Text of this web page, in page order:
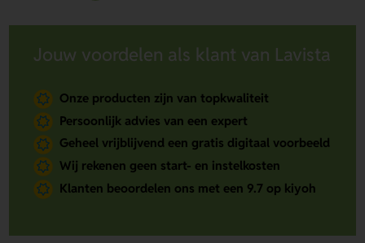
Jouw voordelen als klant van Lavista
Onze producten zijn van topkwaliteit
Persoonlijk advies van een expert
Geheel vrijblijvend een gratis digitaal voorbeeld
Wij rekenen geen start- en instelkosten
Klanten beoordelen ons met een 9.7 op kiyoh